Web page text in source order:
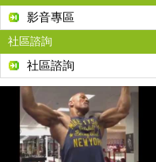
影音專區
社區諮詢
社區諮詢